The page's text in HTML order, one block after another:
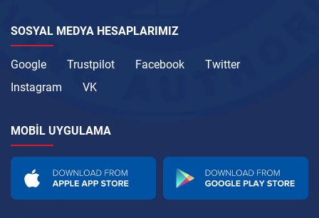
SOSYAL MEDYA HESAPLARIMIZ
Google Trustpilot Facebook
Twitter
Instagram
VK
MOBIL UYGULAMA